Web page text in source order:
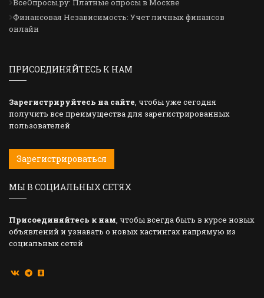
ВсеОпросы.ру: Платные опросы в Москве
Финансовая Независимость: Учет личных финансов
онлайн
ПРИСОЕДИНЯЙТЕСЬ К НАМ
Зарегистрируйтесь на сайте, чтобы уже сегодня
получить все преимущества для зарегистрированных
пользователей
Зарегистрироваться
МЫ В СОЦИАЛЬНЫХ СЕТЯХ
Присоединяйтесь к нам, чтобы всегда быть в курсе новых
объявлений и узнавать о новых кастингах напрямую из
социальных сетей